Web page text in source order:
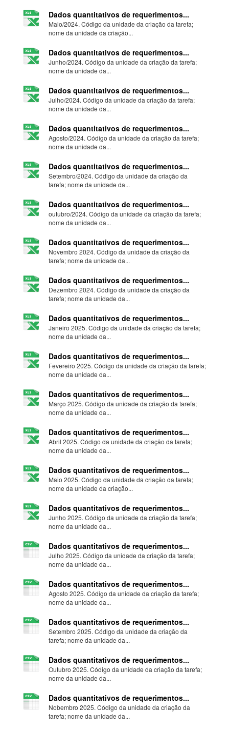
Dados quantitativos de requerimentos...
Maio/2024. Código da unidade da criação da tarefa;
nome da unidade da criação...
Dados quantitativos de requerimentos...
Junho/2024. Código da unidade da criação da tarefa;
nome da unidade da...
Dados quantitativos de requerimentos...
Julho/2024. Código da unidade da criação da tarefa;
nome da unidade da...
Dados quantitativos de requerimentos...
Agosto/2024. Código da unidade da criação da tarefa;
nome da unidade da...
Dados quantitativos de requerimentos...
Setembro/2024. Código da unidade da criação da
tarefa; nome da unidade da...
Dados quantitativos de requerimentos...
outubro/2024. Código da unidade da criação da tarefa;
nome da unidade da...
Dados quantitativos de requerimentos...
Novembro 2024. Código da unidade da criação da
tarefa; nome da unidade da...
Dados quantitativos de requerimentos...
Dezembro 2024. Código da unidade da criação da
tarefa; nome da unidade da...
Dados quantitativos de requerimentos...
Janeiro 2025. Código da unidade da criação da tarefa;
nome da unidade da...
Dados quantitativos de requerimentos...
Fevereiro 2025. Código da unidade da criação da tarefa;
nome da unidade da...
Dados quantitativos de requerimentos...
Março 2025. Código da unidade da criação da tarefa;
nome da unidade da...
Dados quantitativos de requerimentos...
Abril 2025. Código da unidade da criação da tarefa;
nome da unidade da...
Dados quantitativos de requerimentos...
Maio 2025. Código da unidade da criação da tarefa;
nome da unidade da criação...
Dados quantitativos de requerimentos...
Junho 2025. Código da unidade da criação da tarefa;
nome da unidade da...
Dados quantitativos de requerimentos...
Julho 2025. Código da unidade da criação da tarefa;
nome da unidade da...
Dados quantitativos de requerimentos...
Agosto 2025. Código da unidade da criação da tarefa;
nome da unidade da...
Dados quantitativos de requerimentos...
Setembro 2025. Código da unidade da criação da
tarefa; nome da unidade da...
Dados quantitativos de requerimentos...
Outubro 2025. Código da unidade da criação da tarefa;
nome da unidade da...
Dados quantitativos de requerimentos...
Nobembro 2025. Código da unidade da criação da
tarefa; nome da unidade da...